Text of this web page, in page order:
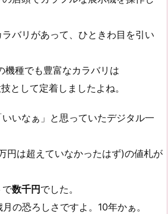
バリがあって、ひときわ目を引い
機種でも豊富なカラバリは
として定着しましたよね。
いなぁ」と思っていたデジタル一
円は超えていなかったはず)の値札が
で数千円 でした。
の恐ろしさですよ。10年かぁ。